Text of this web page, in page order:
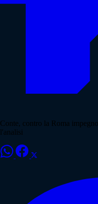
Conte, contro la Roma
l'analisi